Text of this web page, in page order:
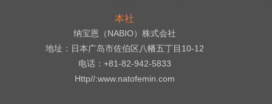
本社
纳宝恩（NABIO）株式会社
地址：日本广岛市佐伯区八幡五丁目10-12
电话：+81-82-942-5833
Http//:www.natofemin.com